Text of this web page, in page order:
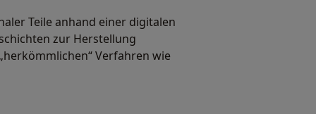
Teile anhand einer digitalen
zur Herstellung
Verfahren wie